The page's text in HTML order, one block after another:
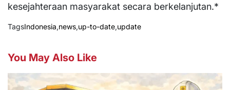
kesejahteraan masyarakat secara berkelanjutan.*
TagsIndonesia,news,up-to-date,update
You May Also Like